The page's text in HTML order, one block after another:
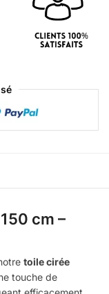
cm –
toile cirée
touche de